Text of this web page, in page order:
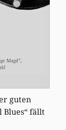
guten
Blues“ fällt